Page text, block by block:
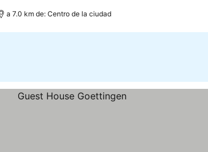
a 7.0 km de: Centro de la ciudad